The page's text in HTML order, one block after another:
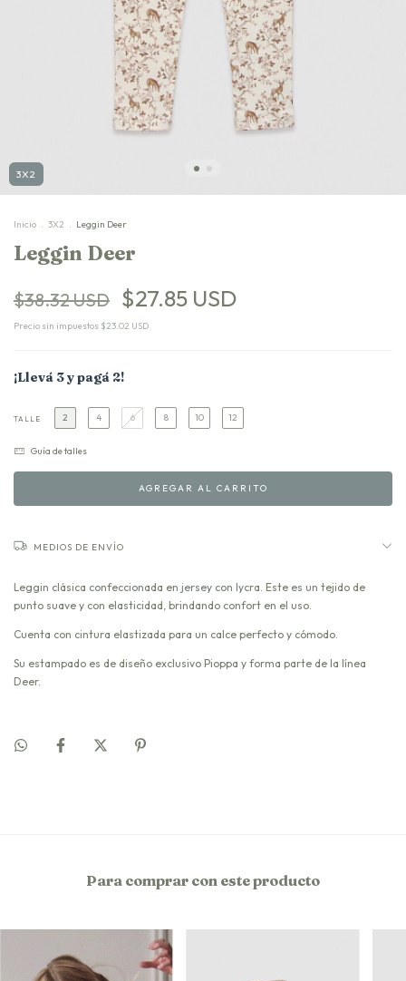
3X2
Inicio 3X2 Leggin Deer
Leggin Deer
$38.32 USD $27.85 USD
Precio sin impuestos $23.02 USD
¡Llevá 3 y pagá 2!
TALLE 2 4 6 8 10 12
Guía de talles
MEDIOS DE ENVÍO
Leggin clásica confeccionada en jersey con lycra. Este es un tejido de
punto suave y con elasticidad, brindando confort en el uso.
Cuenta con cintura elastizada para un calce perfecto y cómodo.
Su estampado es de diseño exclusivo Pioppa y forma parte de la línea
Deer.
Para comprar con este producto